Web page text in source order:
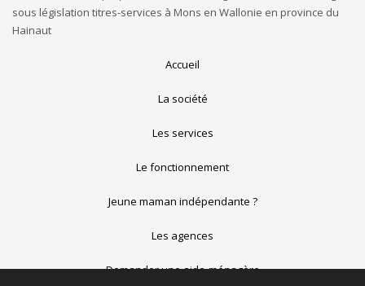
sous législation titres-services à Mons en Wallonie en province du
Hainaut
Accueil
La société
Les services
Le fonctionnement
Jeune maman indépendante ?
Les agences
Demander une aide-ménagère